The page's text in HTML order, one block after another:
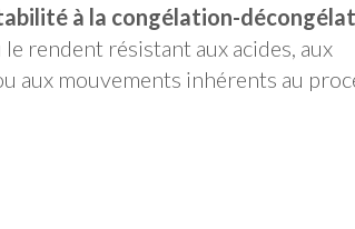
à la congélation-
le rendent résistant aux acides, aux
aux mouvements inhérents au